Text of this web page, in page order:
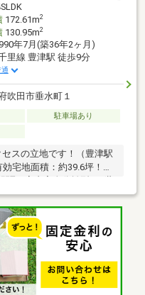
172.61m2
130.95m2
年7月(築36年2ヶ月)
里線 豊津駅 徒歩9分
吹田市垂水町１
駐車場あり
スの立地です！（豊津駅
宅地面積：約39.6坪！
3階部分：102m2！●吹き
す）●各居室に収納があ
低差はございません！●
お気軽にお申し付けくだ